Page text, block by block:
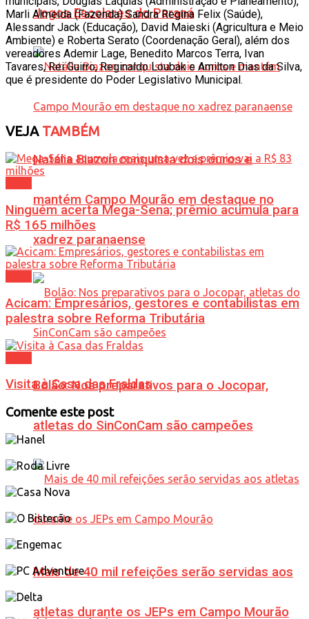
Jogos Escolares do Paraná
Natália Biazon conquista dois ouros e
mantém Campo Mourão em destaque no
xadrez paranaense
Bolão: Nos preparativos para o Jocopar,
atletas do SinConCam são campeões
Mais de 40 mil refeições serão servidas aos
atletas durante os JEPs em Campo Mourão
Marli Almeida (Fazenda) Sandra Regina Felix (Saúde),
Alessandr Jack (Educação), David Maieski (Agricultura e Meio
Ambiente) e Roberta Serato (Coordenação Geral), além dos
vereadores Ademir Lage, Benedito Marcos Terra, Ivan
Tavares, Rei Guirro, Reginaldo Loubak e Amilton Dias da Silva,
que é presidente do Poder Legislativo Municipal.
VEJATAMBÉM
Ninguém acerta Mega-Sena; prêmio acumula para
R$ 165 milhões
Acicam: Empresários, gestores e contabilistas em
palestra sobre Reforma Tributária
Visita à Casa das Fraldas
Comente este post